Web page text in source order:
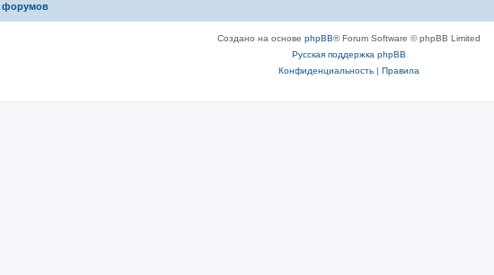
форумов
Создано на основе phpBB® Forum Software © phpBB Limited
Русская поддержка phpBB
Конфиденциальность| Правила